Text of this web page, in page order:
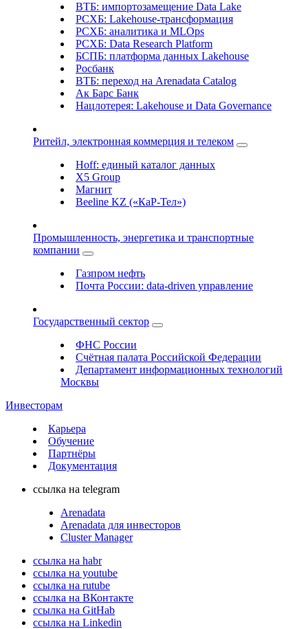
ВТБ: импортозамещение Data Lake
РСХБ: Lakehouse-трансформация
РСХБ: аналитика и MLOps
РСХБ: Data Research Platform
БСПБ: платформа данных Lakehouse
Росбанк
ВТБ: переход на Arenadata Catalog
Ак Барс Банк
Нацлотерея: Lakehouse и Data Governance
Ритейл, электронная коммерция и телеком
Hoff: единый каталог данных
X5 Group
Магнит
Beeline KZ («КаР-Тел»)
Промышленность, энергетика и транспортные
компании
Газпром нефть
Почта России: data-driven управление
Государственный сектор
ФНС России
Счётная палата Российской Федерации
Департамент информационных технологий
Москвы
Инвесторам
Карьера
Обучение
Партнёры
Документация
ссылка на telegram
Arenadata
Arenadata для инвесторов
Cluster Manager
ссылка на habr
ссылка на youtube
ссылка на rutube
ссылка на ВКонтакте
ссылка на GitHab
ссылка на Linkedin